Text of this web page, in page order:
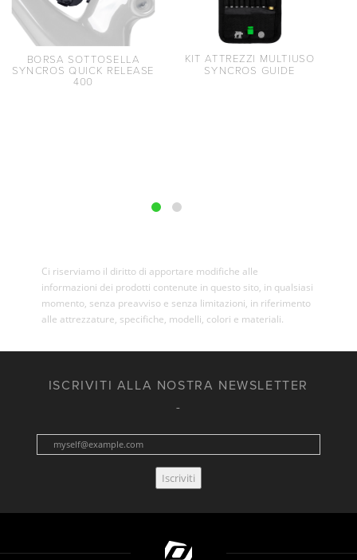
BORSA SOTTOSELLA
SYNCROS QUICK RELEASE
400
KIT ATTREZZI MULTIUSO
SYNCROS GUIDE
Ci riserviamo il diritto di apportare modifiche alle
informazioni dei prodotti contenute in questo sito, in qualsiasi
momento, senza preavviso e senza limitazioni, in riferimento
alle attrezzature, specifiche, modelli, colori e materiali.
ISCRIVITI ALLA NOSTRA NEWSLETTER
Iscriviti